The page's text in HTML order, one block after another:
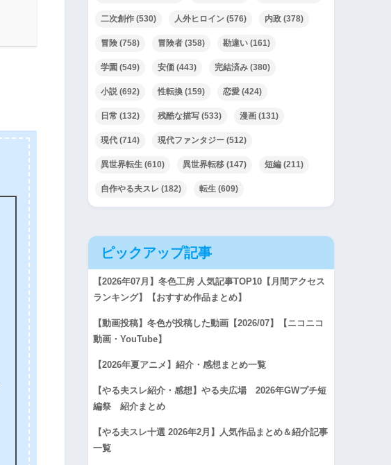
二次創作 (530) 人外ヒロイン (576) 内政 (378)
冒険 (758) 冒険者 (358) 勘違い (161)
学園 (549) 安価 (443) 完結済み (380)
小説(692) 性転換 (159) 恋愛 (424)
日常 (132) 残酷な描写 (533) 漫画 (131)
現代 (714) 現代ファンタジー (512)
異世界転生 (610) 異世界転移 (147) 短編 (211)
自作やる夫スレ (182) 転生 (609)
ピックアップ記事
【2026年07月】冬色工房 人気記事TOP10【月間アクセス
ランキング】【おすすめ作品まとめ】
【動画投稿】冬色が投稿した動画【2026/07】【ニコニコ
動画・YouTube】
【2026年夏アニメ】紹介・感想まとめ一覧
【やる夫スレ紹介・感想】やる夫広場 2026年GWプチ短
編祭 紹介まとめ
【やる夫スレ十選 2026年2月】人気作品まとめ＆紹介記事
一覧